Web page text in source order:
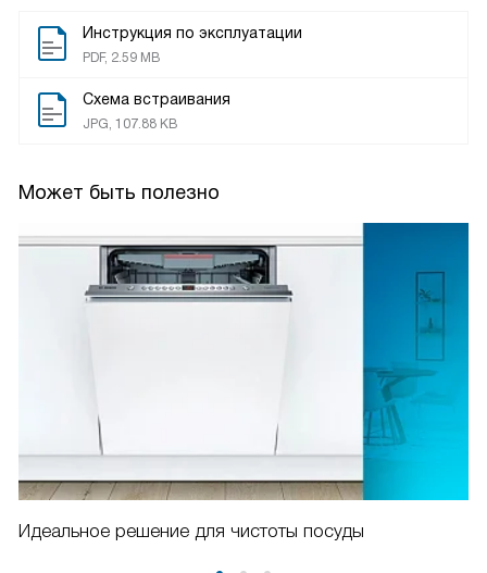
Инструкция по эксплуатации
PDF, 2.59 MB
Схема встраивания
JPG, 107.88 KB
Может быть полезно
Идеальное решение для чистоты посуды